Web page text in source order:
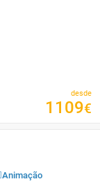
desde
1109€